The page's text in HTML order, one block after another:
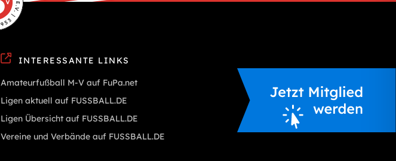
INTERESSANTE LINKS
Amateurfußball M-V auf FuPa.net
Ligen aktuell auf FUSSBALL.DE
Ligen Übersicht auf FUSSBALL.DE
Vereine und Verbände auf FUSSBALL.DE